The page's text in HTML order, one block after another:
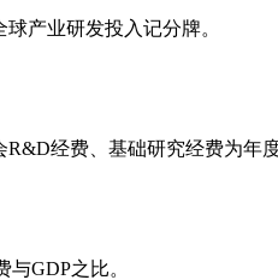
产业研发投入记分牌。
经费、基础研究经费为年
GDP之比。